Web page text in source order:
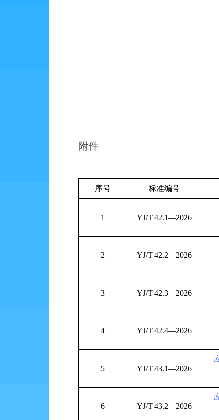
附件
序号 标准编号
1 YJ/T 42.1—2026
2 YJ/T 42.2—2026
3 YJ/T 42.3—2026
4 YJ/T 42.4—2026
5 YJ/T 43.1—2026
6 YJ/T 43.2—2026